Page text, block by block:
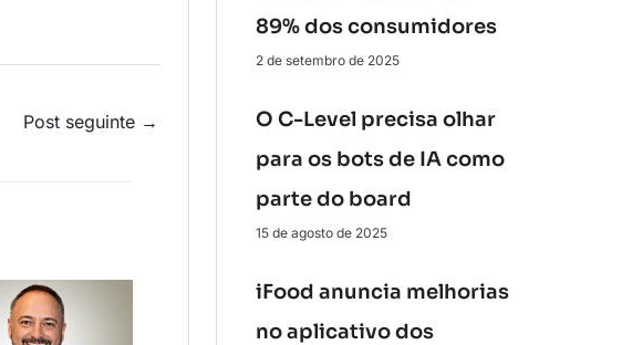
Post seguinte →
89% dos consumidores
2 de setembro de 2025
O C-Level precisa olhar
para os bots de IA como
parte do board
15 de agosto de 2025
iFood anuncia melhorias
no aplicativo dos